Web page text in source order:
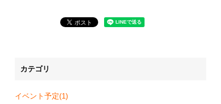
カテゴリ
イベント予定(1)